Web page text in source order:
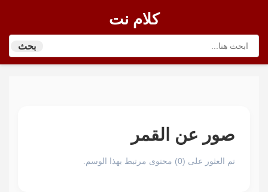
كلام نت
بحث
صور عن القمر
تم العثور على (0) محتوى مرتبط بهذا الوسم.